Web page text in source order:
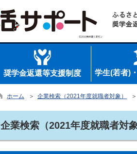
奨学金返還等支援制度 学生(若者)
ホーム ＞ 企業検索（2021年度就職者対象）
企業検索（2021年度就職者対象